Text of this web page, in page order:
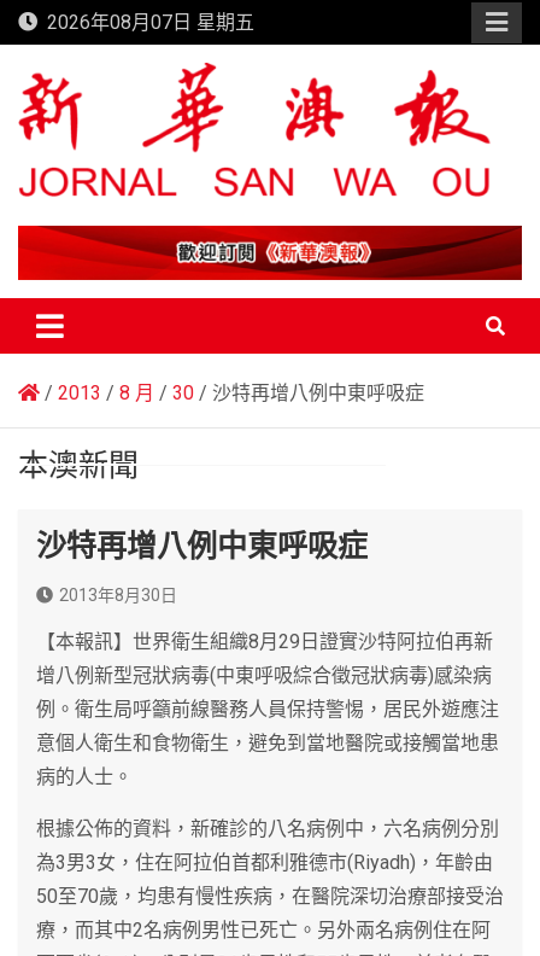
Skip
to
content
2026年08月07日 星期五
新華澳報
2013 8 月 30 沙特再增八例中東呼吸症
本澳新聞
沙特再增八例中東呼吸症
2013年8月30日
【本報訊】世界衛生組織8月29日證實沙特阿拉伯再新
增八例新型冠狀病毒(中東呼吸綜合徵冠狀病毒)感染病
例。衛生局呼籲前線醫務人員保持警惕，居民外遊應注
意個人衛生和食物衛生，避免到當地醫院或接觸當地患
病的人士。
根據公佈的資料，新確診的八名病例中，六名病例分別
為3男3女，住在阿拉伯首都利雅德市(Riyadh)，年齡由
50至70歲，均患有慢性疾病，在醫院深切治療部接受治
療，而其中2名病例男性已死亡。另外兩名病例住在阿